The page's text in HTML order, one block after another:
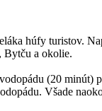
húfy turistov.
Bytču a okolie.
(20 minút)
Všade